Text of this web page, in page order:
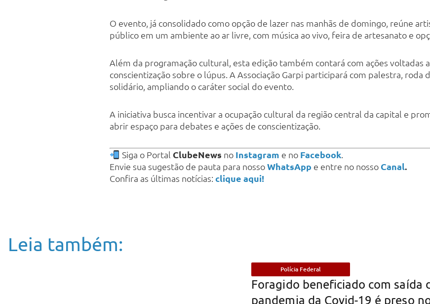
O evento, já consolidado como opção de lazer nas manhãs de domingo, reúne
público em um ambiente ao ar livre, com música ao vivo, feira de artesanato e
Além da programação cultural, esta edição também contará com ações voltadas
conscientização sobre o lúpus. A Associação Garpi participará com palestra, roda
solidário, ampliando o caráter social do evento.
A iniciativa busca incentivar a ocupação cultural da região central da capital e
abrir espaço para debates e ações de conscientização.
Siga o Portal ClubeNews no Instagram e no Facebook.
Envie sua sugestão de pauta para nossoWhatsApp e entre no nosso Canal.
Confira as últimas notícias: clique aqui!
Leia também:
Polícia Federal
Foragido beneficiado com saída
pandemia da Covid-19 é preso